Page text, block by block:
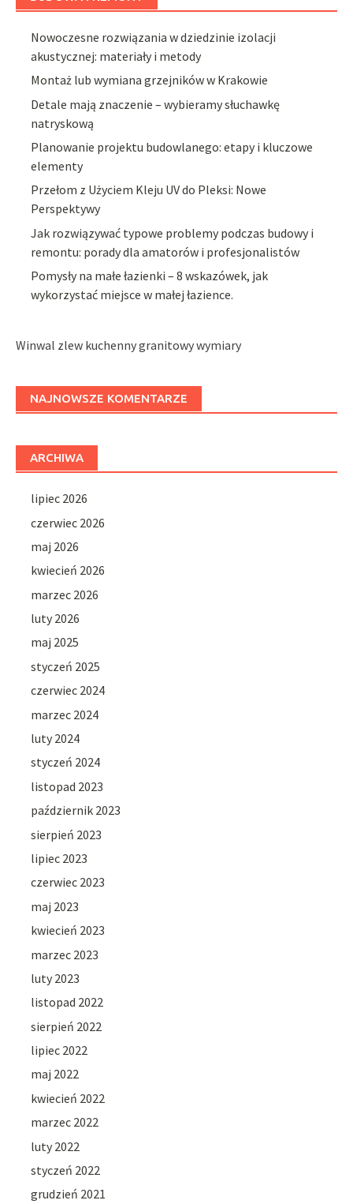
Nowoczesne rozwiązania w dziedzinie izolacji
akustycznej: materiały i metody
Montaż lub wymiana grzejników w Krakowie
Detale mają znaczenie – wybieramy słuchawkę
natryskową
Planowanie projektu budowlanego: etapy i kluczowe
elementy
Przełom z Użyciem Kleju UV do Pleksi: Nowe
Perspektywy
Jak rozwiązywać typowe problemy podczas budowy i
remontu: porady dla amatorów i profesjonalistów
Pomysły na małe łazienki – 8 wskazówek, jak
wykorzystać miejsce w małej łazience.
Winwal zlew kuchenny granitowy wymiary
NAJNOWSZE KOMENTARZE
ARCHIWA
lipiec 2026
czerwiec 2026
maj 2026
kwiecień 2026
marzec 2026
luty 2026
maj 2025
styczeń 2025
czerwiec 2024
marzec 2024
luty 2024
styczeń 2024
listopad 2023
październik 2023
sierpień 2023
lipiec 2023
czerwiec 2023
maj 2023
kwiecień 2023
marzec 2023
luty 2023
listopad 2022
sierpień 2022
lipiec 2022
maj 2022
kwiecień 2022
marzec 2022
luty 2022
styczeń 2022
grudzień 2021